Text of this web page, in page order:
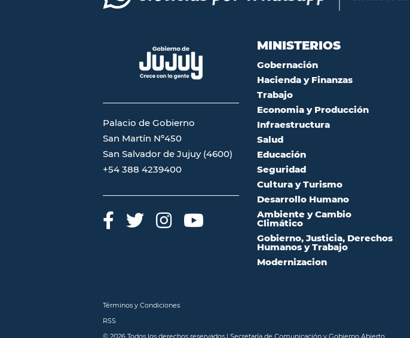
Palacio de Gobierno
San Martín Nº450
San Salvador de Jujuy (4600)
+54 388 4239400
MINISTERIOS
Gobernación
Hacienda y Finanzas
Trabajo
Economia y Producción
Infraestructura
Salud
Educación
Seguridad
Cultura y Turismo
Desarrollo Humano
Ambiente y Cambio
Climático
Gobierno, Justicia, Derechos
Humanos y Trabajo
Modernizacion
Términos y Condiciones
RSS
© 2026 Todos los derechos reservados | Secretaría de Comunicación y Gobierno Abierto